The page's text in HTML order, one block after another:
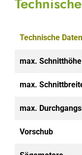
Technische Daten
max. Schnitthöhe
max.
max.
Vorschub